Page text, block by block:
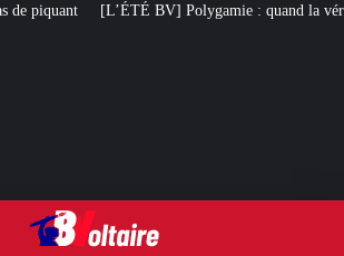
la vérité sort de la bouche d’une militante LFI